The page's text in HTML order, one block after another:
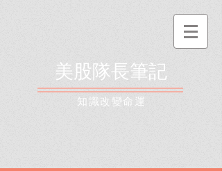
美股隊長筆記
​知識改變命運